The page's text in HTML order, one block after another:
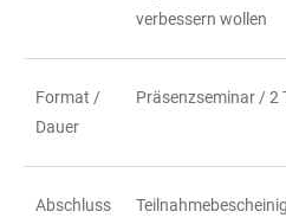
verbessern wollen
Format /
Dauer
Präsenzseminar / 2
Abschluss